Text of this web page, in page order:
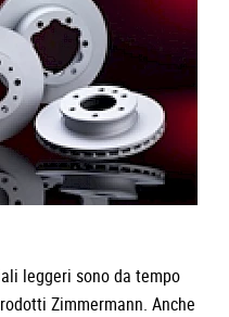
leggeri sono da tempo
Zimmermann. Anche